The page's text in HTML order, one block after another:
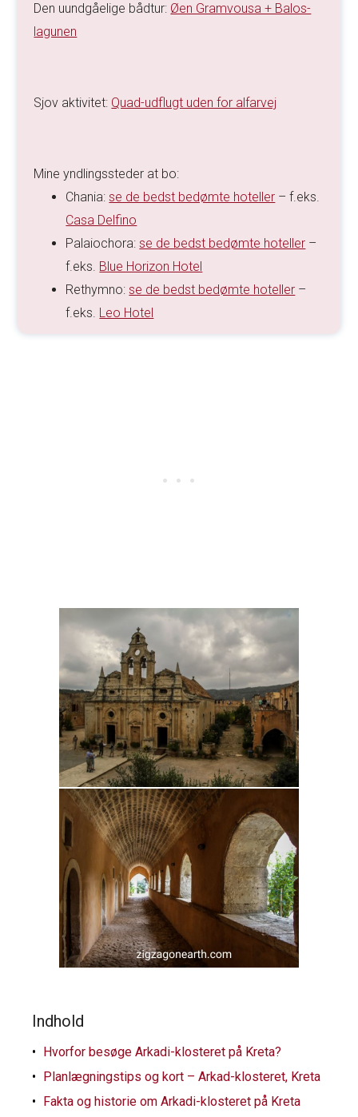
Den uundgåelige bådtur: Øen Gramvousa + Balos-
lagunen
Sjov aktivitet: Quad-udflugt uden for alfarvej
Mine yndlingssteder at bo:
Chania:se de bedst bedømte hoteller – f.eks.
Casa Delfino
Palaiochora:se de bedst bedømte hoteller –
f.eks. Blue Horizon Hotel
Rethymno:se de bedst bedømte hoteller –
f.eks. Leo Hotel
Indhold
Hvorfor besøge Arkadi-klosteret på Kreta?
Planlægningstips og kort – Arkad-klosteret, Kreta
Fakta og historie om Arkadi-klosteret på Kreta